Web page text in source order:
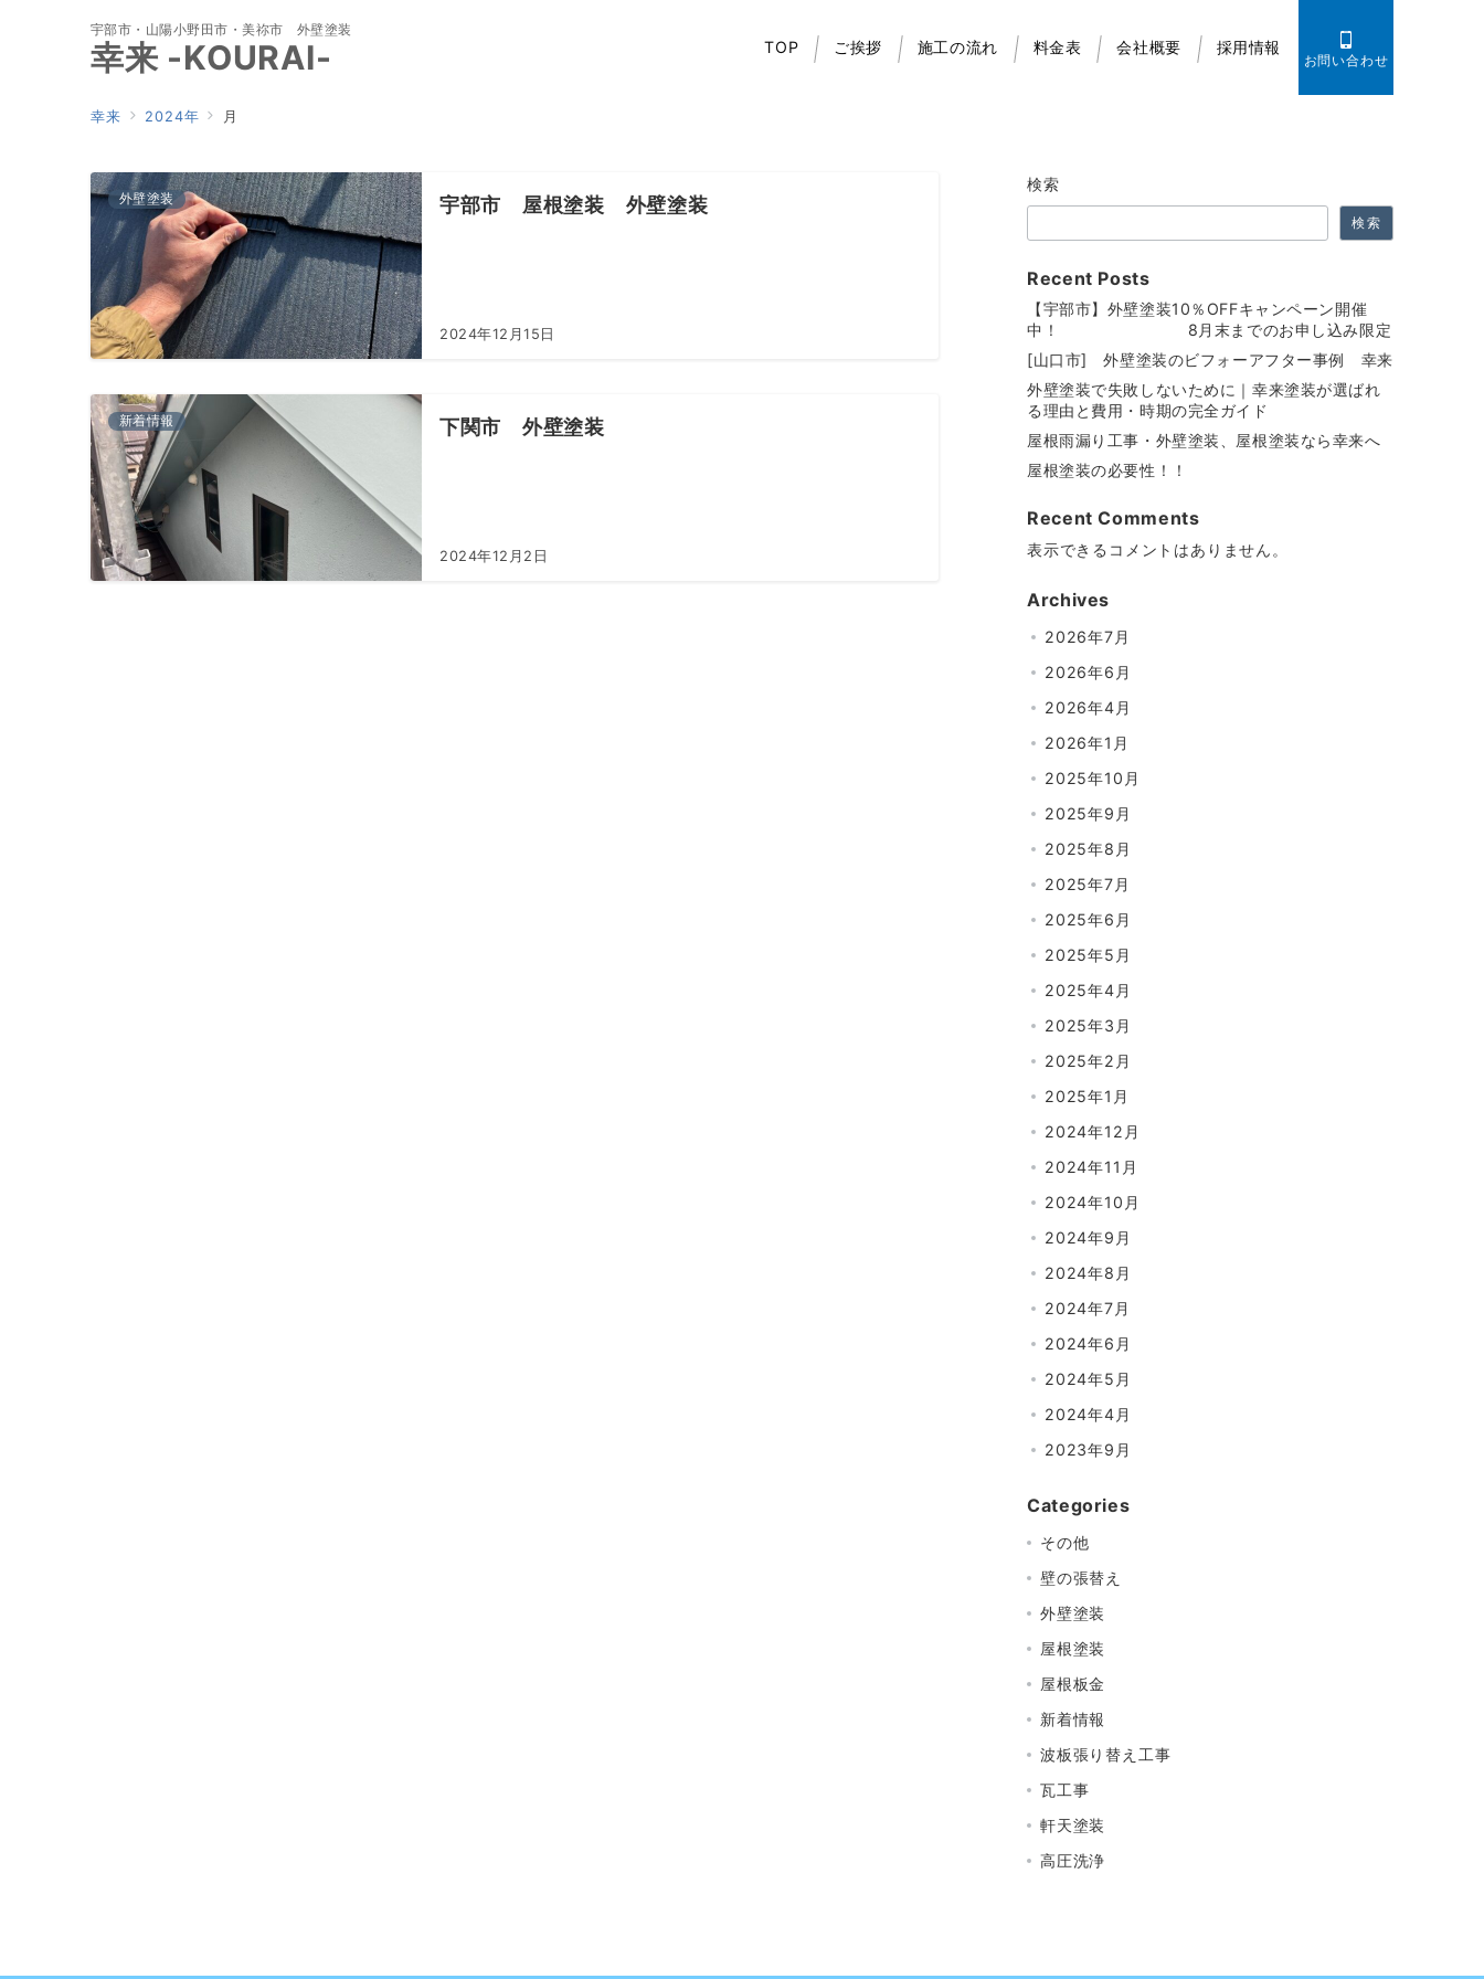
宇部市・山陽小野田市・美祢市 外壁塗装
幸来 -KOURAI- TOP ご挨拶 施工の流れ 料金表 会社概要 採用情報
お問い合わせ
幸来 2024年 月
外壁塗装 宇部市 屋根塗装 外壁塗装
2024年12月15日
新着情報 下関市 外壁塗装
2024年12月2日
検索
検索
Recent Posts
【宇部市】外壁塗装10％OFFキャンペーン開催
中！ 8月末までのお申し込み限定
[山口市] 外壁塗装のビフォーアフター事例 幸来
外壁塗装で失敗しないために｜幸来塗装が選ばれ
る理由と費用・時期の完全ガイド
屋根雨漏り工事・外壁塗装、屋根塗装なら幸来へ
屋根塗装の必要性！！
Recent Comments
表示できるコメントはありません。
Archives
2026年7月
2026年6月
2026年4月
2026年1月
2025年10月
2025年9月
2025年8月
2025年7月
2025年6月
2025年5月
2025年4月
2025年3月
2025年2月
2025年1月
2024年12月
2024年11月
2024年10月
2024年9月
2024年8月
2024年7月
2024年6月
2024年5月
2024年4月
2023年9月
Categories
その他
壁の張替え
外壁塗装
屋根塗装
屋根板金
新着情報
波板張り替え工事
瓦工事
軒天塗装
高圧洗浄